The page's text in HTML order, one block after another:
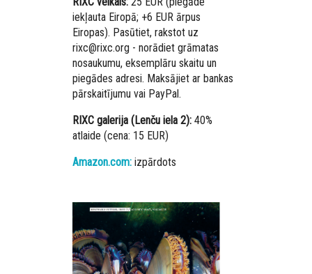
iekļauta Eiropā; +6 EUR ārpus
Eiropas). Pasūtiet, rakstot uz
rixc@rixc.org - norādiet grāmatas
nosaukumu, eksemplāru skaitu un
piegādes adresi. Maksājiet ar bankas
pārskaitījumu vai PayPal.
RIXC galerija (Lenču iela 2): 40%
atlaide (cena: 15 EUR)
Amazon.com: izpārdots